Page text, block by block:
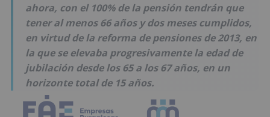
ahora, con el 100% de la pensión tendrán que
tener al menos 66 años y dos meses cumplidos,
en virtud de la reforma de pensiones de 2013, en
la que se elevaba progresivamente la edad de
jubilación desde los 65 a los 67 años, en un
horizonte total de 15 años.